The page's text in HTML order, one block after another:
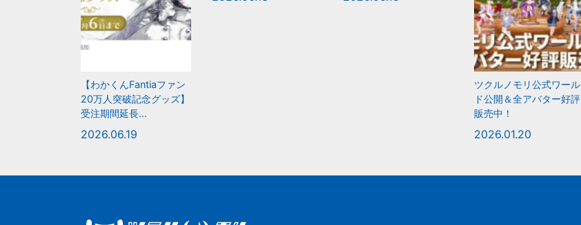
【わかくんFantiaファン
20万人突破記念グッズ】
受注期間延長...
2026.06.19
ツクルノモリ公式ワール
ド公開＆全アバター好評
販売中！
2026.01.20